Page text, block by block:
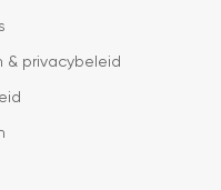
& privacybeleid